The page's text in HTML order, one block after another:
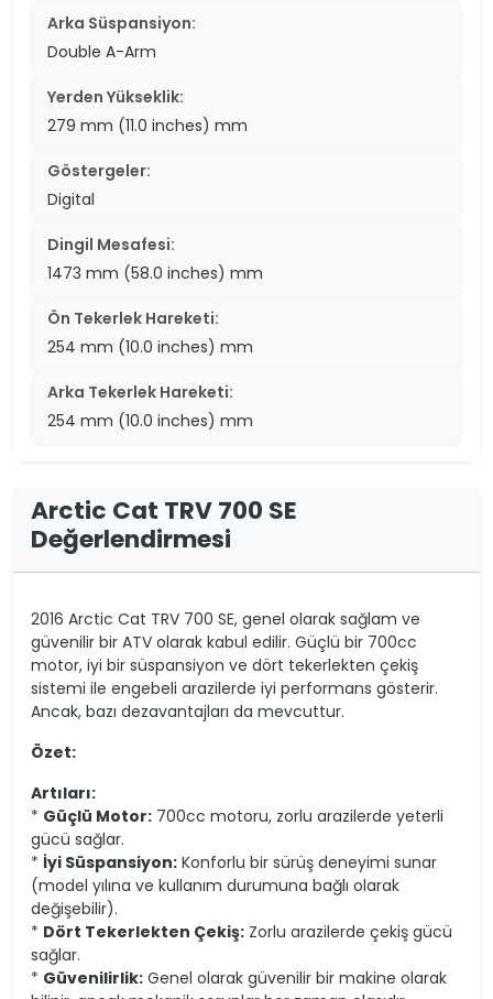
Arka Süspansiyon:
Double A-Arm
Yerden Yükseklik:
279 mm (11.0 inches) mm
Göstergeler:
Digital
Dingil Mesafesi:
1473 mm (58.0 inches) mm
Ön Tekerlek Hareketi:
254 mm (10.0 inches) mm
Arka Tekerlek Hareketi:
254 mm (10.0 inches) mm
Arctic Cat TRV 700 SE
Değerlendirmesi
2016 Arctic Cat TRV 700 SE, genel olarak sağlam ve
güvenilir bir ATV olarak kabul edilir. Güçlü bir 700cc
motor, iyi bir süspansiyon ve dört tekerlekten çekiş
sistemi ile engebeli arazilerde iyi performans gösterir.
Ancak, bazı dezavantajları da mevcuttur.
Özet:
Artıları:
* Güçlü Motor: 700cc motoru, zorlu arazilerde yeterli
gücü sağlar.
* İyi Süspansiyon: Konforlu bir sürüş deneyimi sunar
(model yılına ve kullanım durumuna bağlı olarak
değişebilir).
* Dört Tekerlekten Çekiş: Zorlu arazilerde çekiş gücü
sağlar.
* Güvenilirlik: Genel olarak güvenilir bir makine olarak